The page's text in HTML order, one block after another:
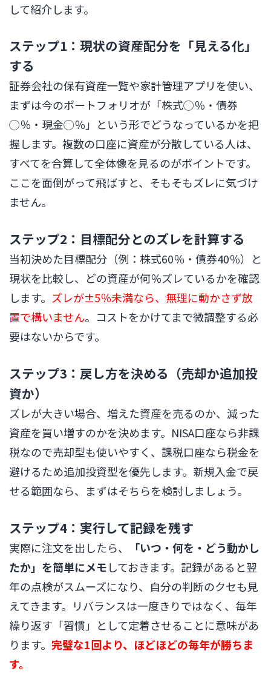
して紹介します。
ステップ1：現状の資産配分を「見える化」
する
証券会社の保有資産一覧や家計管理アプリを使い、
まずは今のポートフォリオが「株式◯％・債券
◯％・現金◯％」という形でどうなっているかを把
握します。複数の口座に資産が分散している人は、
すべてを合算して全体像を見るのがポイントです。
ここを面倒がって飛ばすと、そもそもズレに気づけ
ません。
ステップ2：目標配分とのズレを計算する
当初決めた目標配分（例：株式60％・債券40％）と
現状を比較し、どの資産が何％ズレているかを確認
します。 ズレが±5％未満なら、無理に動かさず放
置で構いません。コストをかけてまで微調整する必
要はないからです。
ステップ3：戻し方を決める（売却か追加投
資か）
ズレが大きい場合、増えた資産を売るのか、減った
資産を買い増すのかを決めます。NISA口座なら非課
税なので売却型も使いやすく、課税口座なら税金を
避けるため追加投資型を優先します。新規入金で戻
せる範囲なら、まずはそちらを検討しましょう。
ステップ4：実行して記録を残す
実際に注文を出したら、
「いつ・何を・どう動かし
たか」を簡単にメモしておきます。記録があると翌
年の点検がスムーズになり、自分の判断のクセも見
えてきます。リバランスは一度きりではなく、毎年
繰り返す「習慣」として定着させることに意味があ
ります。 完璧な1回より、ほどほどの毎年が勝ちま
す。